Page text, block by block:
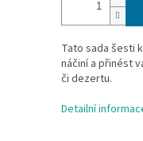
Tato sada šesti
náčiní a přinést
či dezertu.
Detailní